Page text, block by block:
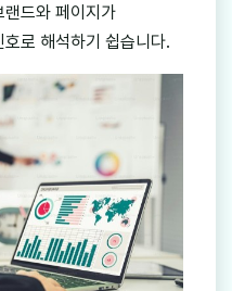
드와 페이지가
로 해석하기 쉽습니다.